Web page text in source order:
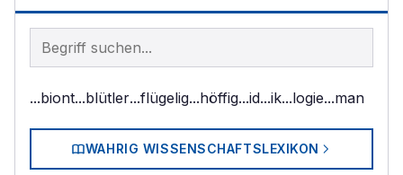
Begriff im Lexikon suchen
...biont...blütler...flügelig...höffig...id...ik...logie...man
WAHRIG WISSENSCHAFTSLEXIKON